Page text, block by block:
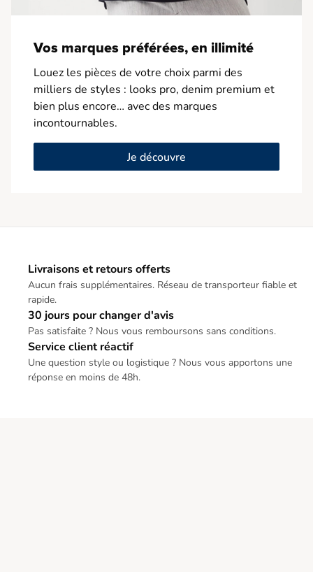
Vos marques préférées, en illimité
Louez les pièces de votre choix parmi des
milliers de styles : looks pro, denim premium et
bien plus encore… avec des marques
incontournables.
Je découvre
Livraisons et retours offerts
Aucun frais supplémentaires. Réseau de transporteur fiable et
rapide.
30 jours pour changer d'avis
Pas satisfaite ? Nous vous remboursons sans conditions.
Service client réactif
Une question style ou logistique ? Nous vous apportons une
réponse en moins de 48h.